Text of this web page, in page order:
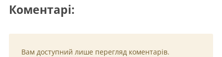
Коментарі:
Вам доступний лише перегляд коментарів.